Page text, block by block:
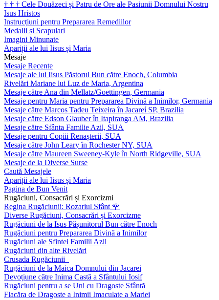
† † † Cele Douăzeci și Patru de Ore ale Pasiunii Domnului Nostru
Isus Hristos
Instrucțiuni pentru Prepararea Remediilor
Medalii și Scapulari
Imagini Minunate
Apariții ale lui Iisus și Maria
Mesaje
Mesaje Recente
Mesaje ale lui Iisus Păstorul Bun către Enoch, Columbia
Rivelări Mariane lui Luz de Maria, Argentina
Mesaje către Ana din Mellatz/Goettingen, Germania
Mesaje pentru Maria pentru Prepararea Divină a Inimilor, Germania
Mesaje către Marcos Tadeu Teixeira în Jacareí SP, Brazilia
Mesaje către Edson Glauber în Itapiranga AM, Brazilia
Mesaje către Sfânta Familie Azil, SUA
Mesaje pentru Copiii Renașterii, SUA
Mesaje către John Leary în Rochester NY, SUA
Mesaje către Maureen Sweeney-Kyle în North Ridgeville, SUA
Mesaje de la Diverse Surse
Caută Mesajele
Apariții ale lui Iisus și Maria
Pagina de Bun Venit
Rugăciuni, Consacrări și Exorcizmi
Regina Rugăciunii: Rozariul Sfânt 🌹
Diverse Rugăciuni, Consacrări și Exorcizme
Rugăciuni de la Isus Pășunitorul Bun către Enoch
Rugăciuni pentru Prepararea Divină a Inimilor
Rugăciuni ale Sfintei Familii Azil
Rugăciuni din alte Rivelări
Crusada Rugăciunii
Rugăciuni de la Maica Domnului din Jacarei
Devoțiune către Inima Castă a Sfântului Iosif
Rugăciuni pentru a se Uni cu Dragoste Sfântă
Flacăra de Dragoste a Inimii Imaculate a Mariei